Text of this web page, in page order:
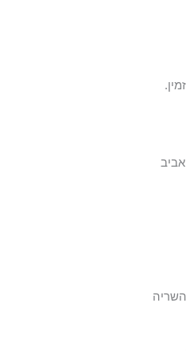
עיבוד עור המאושרים על ידי